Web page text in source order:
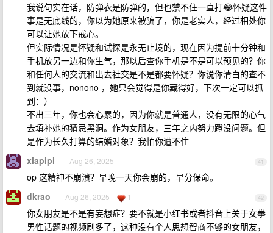
我说句实在话，防弹衣是防弹的，但也禁不住一直打😂怀疑这件
事是无底线的，你以为她原来被骗了，你是老实人，经过相处你
可以让她放下戒心。
但实际情况是怀疑和试探是永无止境的，现在因为提前十分钟和
手机放另一边和你生气，那以后查你手机是不是可以预见的？你
和任何人的交流和出去社交是不是都要怀疑？你说你清白的查不
到就没事，nonono ，她只会觉得是你藏得好，下次一定可以抓
到：）
不出三年，你也会心累的，因为你就是普通人，没有无限的心气
去填补她的猜忌黑洞。作为女朋友，三年之内努力蹬没问题。但
是作为长久打算的结婚对象？我怕你遭不住
41
xiapipi Aug 26, 2025
op 这精神不崩溃？早晚一天你会崩的，早分保命。
42
dkrao Aug 26, 2025 1
你女朋友是不是有妄想症？要不就是小红书或者抖音上关于女拳
男性话题的视频刷多了，这种没有个人思想智商不够的女朋友，